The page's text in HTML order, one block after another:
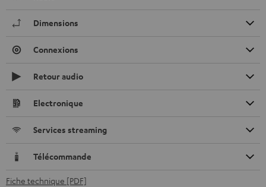
Dimensions
Connexions
Retour audio
Electronique
Services streaming
Télécommande
Fiche technique [PDF]